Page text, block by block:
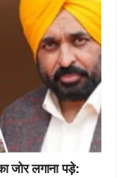
जोर लगाना पड़े: